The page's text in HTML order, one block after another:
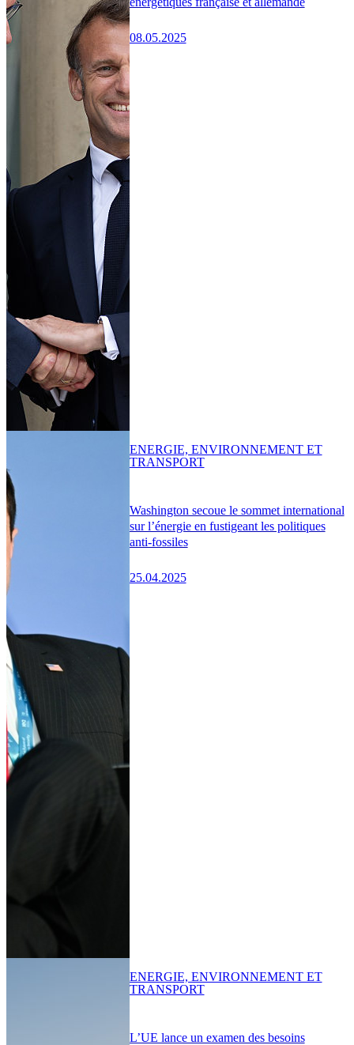
08.05.2025
Washington secoue le sommet international
sur l’énergie en fustigeant les politiques
anti-fossiles
25.04.2025
ENERGIE, ENVIRONNEMENT ET
TRANSPORT
L’UE lance un examen des besoins
ENERGIE, ENVIRONNEMENT ET
TRANSPORT